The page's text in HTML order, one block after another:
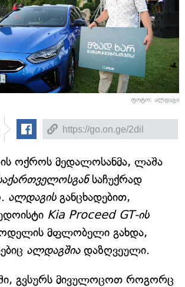
ფოტო: ალდაგი
ოქროს მედალოსანმა, ლაშა
საჩუქრად
ალდაგისგანცხადებით,
Kia Proceed GT-ის
მფლობელი გახდა,
ალდაგშია დაზღვეული.
გვსურს მივულოცოთ როგორც